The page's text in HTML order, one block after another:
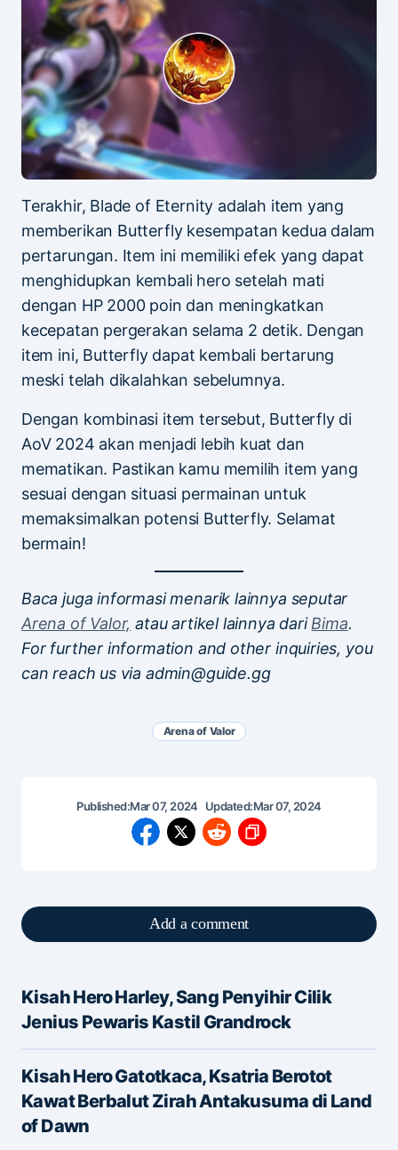
Terakhir, Blade of Eternity adalah item yang
memberikan Butterfly kesempatan kedua dalam
pertarungan. Item ini memiliki efek yang dapat
menghidupkan kembali hero setelah mati
dengan HP 2000 poin dan meningkatkan
kecepatan pergerakan selama 2 detik. Dengan
item ini, Butterfly dapat kembali bertarung
meski telah dikalahkan sebelumnya.
Dengan kombinasi item tersebut, Butterfly di
AoV 2024 akan menjadi lebih kuat dan
mematikan. Pastikan kamu memilih item yang
sesuai dengan situasi permainan untuk
memaksimalkan potensi Butterfly. Selamat
bermain!
Baca juga informasi menarik lainnya seputar
Arena of Valor, atau artikel lainnya dariBima.
For further information and other inquiries, you
can reach us via admin@guide.gg
Arena of Valor
Published:Mar 07, 2024 Updated:Mar 07, 2024
Add a comment
Alamat email Anda tidak akan dipublikasikan.
Ruas yang wajib ditandai*
Message*
Kisah Hero Harley, Sang Penyihir Cilik
Jenius Pewaris Kastil Grandrock
Kisah Hero Gatotkaca, Ksatria Berotot
Kawat Berbalut Zirah Antakusuma di Land
of Dawn